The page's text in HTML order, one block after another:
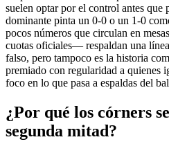
suelen optar por el control antes
dominante pinta un 0-0 o un 1-0
pocos números que circulan en
cuotas oficiales— respaldan una
falso, pero tampoco es la historia
premiado con regularidad a quienes
foco en lo que pasa a espaldas del
¿Por qué los córners
segunda mitad?